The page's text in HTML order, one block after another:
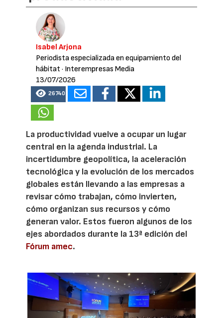
Isabel Arjona
Periodista especializada en equipamiento del
hábitat · Interempresas Media
13/07/2026
26740
La productividad vuelve a ocupar un lugar
central en la agenda industrial. La
incertidumbre geopolítica, la aceleración
tecnológica y la evolución de los mercados
globales están llevando a las empresas a
revisar cómo trabajan, cómo invierten,
cómo organizan sus recursos y cómo
generan valor. Estos fueron algunos de los
ejes abordados durante la 13ª edición del
Fórum amec.